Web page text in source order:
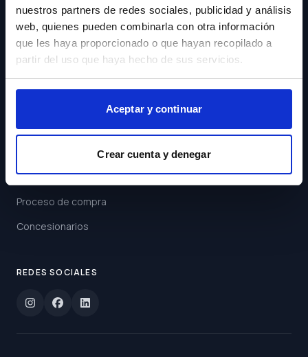
nuestros partners de redes sociales, publicidad y análisis
web, quienes pueden combinarla con otra información
que les haya proporcionado o que hayan recopilado a
partir del uso que haya hecho de sus servicios.
Aceptar y continuar
Crear cuenta y denegar
Acepto los
Términos y
Condiciones
Suscribirse
ENLACES
Oferta personalizada
Proceso de compra
Concesionarios
REDES SOCIALES